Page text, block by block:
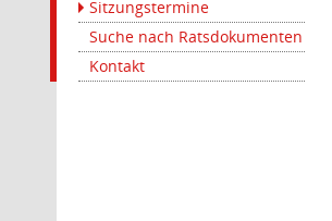
Sitzungstermine
Suche nach Ratsdokumenten
Kontakt